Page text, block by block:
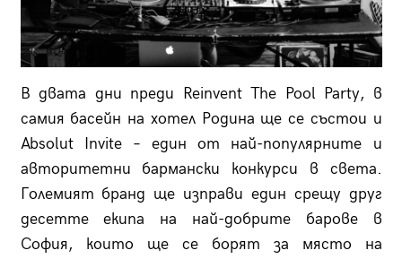
В двата дни преди Reinvent The Pool Party, в
самия басейн на хотел Родина ще се състои и
Absolut Invite – един от най-популярните и
авторитетни бармански конкурси в света.
Големият бранд ще изправи един срещу друг
десетте екипа на най-добрите барове в
София, които ще се борят за място на